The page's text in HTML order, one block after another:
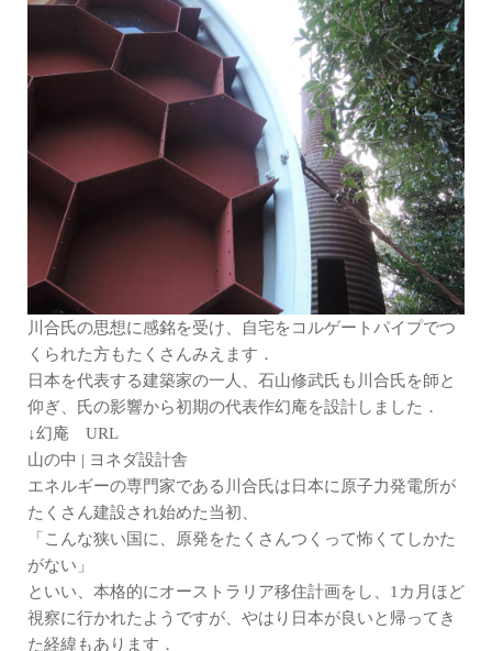
川合氏の思想に感銘を受け、自宅をコルゲートパイプでつ
くられた方もたくさんみえます．
日本を代表する建築家の一人、石山修武氏も川合氏を師と
仰ぎ、氏の影響から初期の代表作幻庵を設計しました．
↓幻庵 URL
山の中 | ヨネダ設計舎
エネルギーの専門家である川合氏は日本に原子力発電所が
たくさん建設され始めた当初、
「こんな狭い国に、原発をたくさんつくって怖くてしかた
がない」
といい、本格的にオーストラリア移住計画をし、1カ月ほど
視察に行かれたようですが、やはり日本が良いと帰ってき
た経緯もあります．